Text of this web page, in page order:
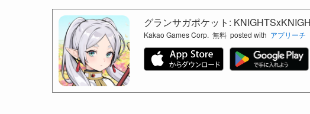
グランサガポケット:
Kakao Games Corp. 無料 posted with アプリーチ